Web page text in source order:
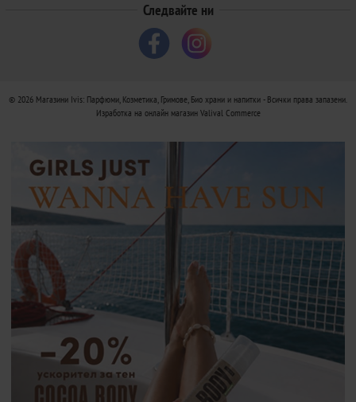
Следвайте ни
© 2026 Магазини Ivis: Парфюми, Козметика, Гримове, Био храни и напитки - Всички права запазени.
Изработка на онлайн магазин Valival Commerce